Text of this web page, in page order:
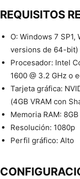
REQUISITOS
O: Windows 7 SP1,
versions de 64-bit)
Procesador: Intel
1600 @ 3.2 GHz o
Tarjeta gráfica:
(4GB VRAM con
Memoria RAM: 8GB
Resolución: 1080p
Perfil gráfico: Alto